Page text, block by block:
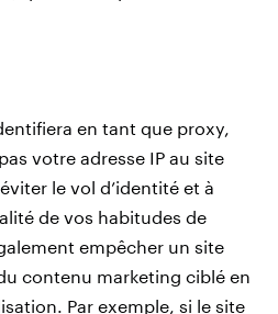
en tant que proxy,
votre adresse IP au site
le vol d’identité et à
de vos habitudes de
empêcher un site
contenu marketing ciblé en
Par exemple, si le site